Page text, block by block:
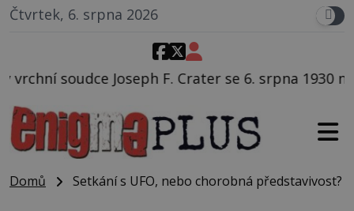
Čtvrtek, 6. srpna 2026
Crater se 6. srpna 1930 navečeří ve své
Domů Setkání s UFO, nebo chorobná představivost?